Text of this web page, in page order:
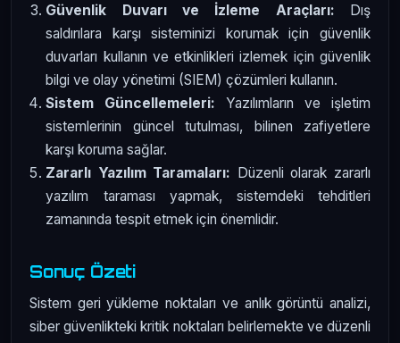
Güvenlik Duvarı ve İzleme Araçları: Dış
saldırılara karşı sisteminizi korumak için güvenlik
duvarları kullanın ve etkinlikleri izlemek için güvenlik
bilgi ve olay yönetimi (SIEM) çözümleri kullanın.
Sistem Güncellemeleri: Yazılımların ve işletim
sistemlerinin güncel tutulması, bilinen zafiyetlere
karşı koruma sağlar.
Zararlı Yazılım Taramaları: Düzenli olarak zararlı
yazılım taraması yapmak, sistemdeki tehditleri
zamanında tespit etmek için önemlidir.
Sonuç Özeti
Sistem geri yükleme noktaları ve anlık görüntü analizi,
siber güvenlikteki kritik noktaları belirlemekte ve düzenli